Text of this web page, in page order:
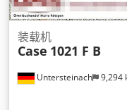
Untersteinach 9,294
装载机
Case 1021 F B